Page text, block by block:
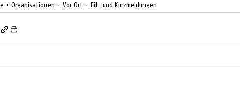
+ Organisationen Vor Ort Eil- und Kurzmeldungen